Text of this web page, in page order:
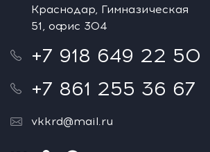
Краснодар, Гимназическая
51, офис 304
+7 918 649 22 50
+7 861 255 36 67
vkkrd@mail.ru